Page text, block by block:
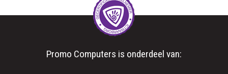
Promo Computers is onderdeel van: